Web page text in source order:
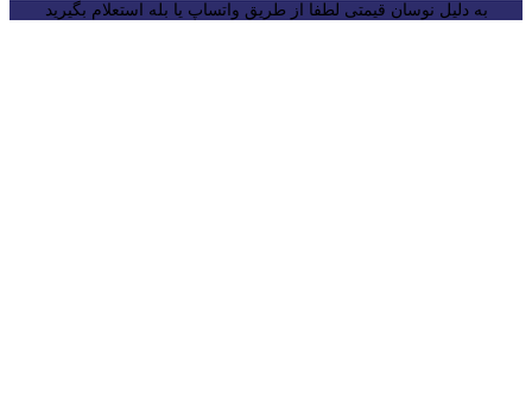
به دلیل نوسان قیمتی لطفا از طریق واتساپ یا بله استعلام بگیرید